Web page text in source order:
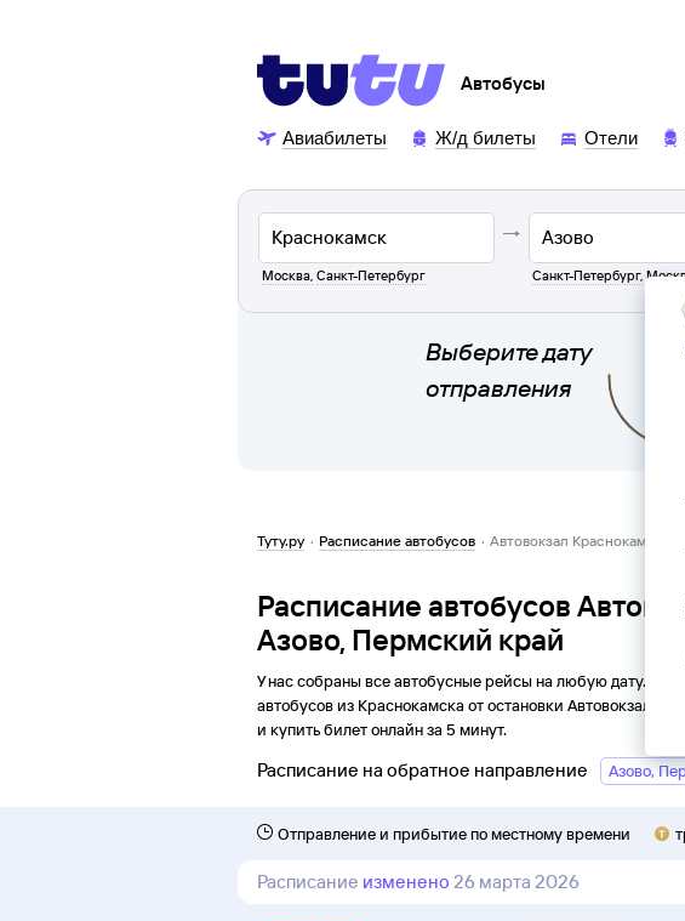
Автобусы
Авиабилеты Ж/д билеты Отели
Москва, Санкт-Петербург Санкт-Петербург,
Выберите дату
отправления
Туту.ру · Расписание автобусов · Автовокзал Краснокамск →
Расписание автобусов
Азово, Пермский край
У нас собраны все автобусные рейсы на любую дату. Вы
автобусов из Краснокамскаотостановки Автовокзал
и купить билет онлайн за 5 минут.
Расписание на обратное направление Азово,
Отправление и прибытие по местному времени
Расписание изменено 26 марта 2026